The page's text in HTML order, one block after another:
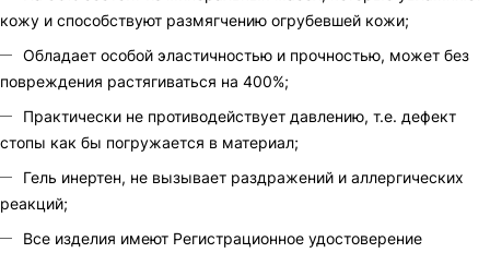
кожу и способствуют размягчению огрубевшей кожи;
Обладает особой эластичностью и прочностью, может без
повреждения растягиваться на 400%;
Практически не противодействует давлению, т.е. дефект
стопы как бы погружается в материал;
Гель инертен, не вызывает раздражений и аллергических
реакций;
Все изделия имеют Регистрационное удостоверение